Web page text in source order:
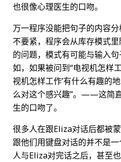
也很像心理医生的口吻。
万一程序没能把句子的内容
不要紧，程序会从库存模式
的问题，模式有可能与输入
如，如果被问到“电视机怎样
视机怎样工作’有什么有趣的
么对这个感兴趣”。——这简
生的口吻了。
很多人在跟Eliza对话后都被
跟他们用键盘对话的并不是
人与Eliza对完话之后，甚至